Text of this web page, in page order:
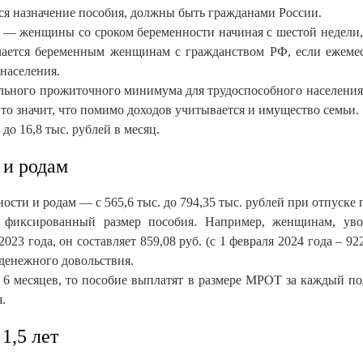
назначение пособия, должны быть гражданами России.
— женщины со сроком беременности начиная с шестой
беременным женщинам с гражданством РФ, если
прожиточного минимума для трудоспособного
значит, что помимо доходов учитывается и имущество семьи.
16,8 тыс. рублей в месяц.
родам
и родам — с 565,6 тыс. до 794,35 тыс. рублей при отпуске
фиксированный размер пособия. Например, женщинам,
года, он составляет 859,08 руб. (с 1 февраля 2024 года –
довольствия.
месяцев, то пособие выплатят в размере МРОТ за каждый
до 1,5 лет